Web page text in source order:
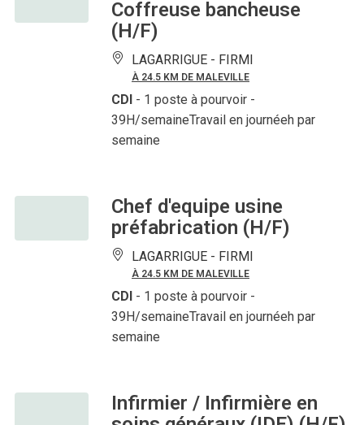
Coffreuse bancheuse
(H/F)
LAGARRIGUE - FIRMI
À 24.5 KM DE MALEVILLE
CDI - 1 poste à pourvoir -
39H/semaineTravail en journéeh par
semaine
Chef d'equipe usine
préfabrication (H/F)
LAGARRIGUE - FIRMI
À 24.5 KM DE MALEVILLE
CDI - 1 poste à pourvoir -
39H/semaineTravail en journéeh par
semaine
Infirmier / Infirmière en